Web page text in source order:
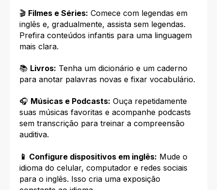
🎬 Filmes e Séries: Comece com legendas em
inglês e, gradualmente, assista sem legendas.
Prefira conteúdos infantis para uma linguagem
mais clara.
📚 Livros: Tenha um dicionário e um caderno
para anotar palavras novas e fixar vocabulário.
🎧 Músicas e Podcasts: Ouça repetidamente
suas músicas favoritas e acompanhe podcasts
sem transcrição para treinar a compreensão
auditiva.
📱 Configure dispositivos em inglês: Mude o
idioma do celular, computador e redes sociais
para o inglês. Isso cria uma exposição